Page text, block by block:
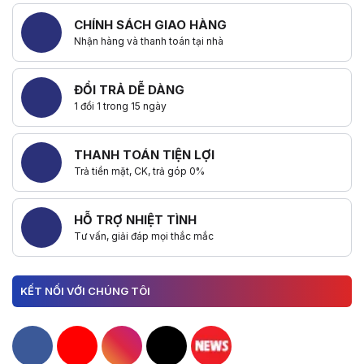
CHÍNH SÁCH GIAO HÀNG
Nhận hàng và thanh toán tại nhà
ĐỔI TRẢ DỄ DÀNG
1 đổi 1 trong 15 ngày
THANH TOÁN TIỆN LỢI
Trả tiền mặt, CK, trả góp 0%
HỖ TRỢ NHIỆT TÌNH
Tư vấn, giải đáp mọi thắc mắc
KẾT NỐI VỚI CHÚNG TÔI
Hacom Facebook
Hacom YouTube
Hacom Instagram
Hacom TikTok